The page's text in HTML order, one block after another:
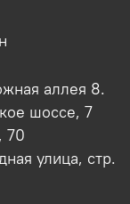
аллея 8.
шоссе, 7
70
улица, стр.